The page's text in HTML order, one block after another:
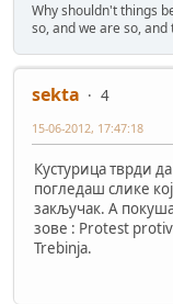
Why shouldn't things
so, and we are so,
sekta
4
15-06-2012, 17:47:18
Кустурица тврди
погледаш слике
закључак. А
зове : Protest
Trebinja.